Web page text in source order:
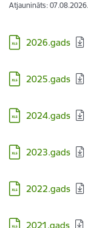
Atjaunināts: 07.08.2026.
Lejupielādēt:
2026.gads
Lejupielādēt:
2025.gads
Lejupielādēt:
2024.gads
Lejupielādēt:
2023.gads
Lejupielādēt:
2022.gads
Lejupielādēt:
2021.gads